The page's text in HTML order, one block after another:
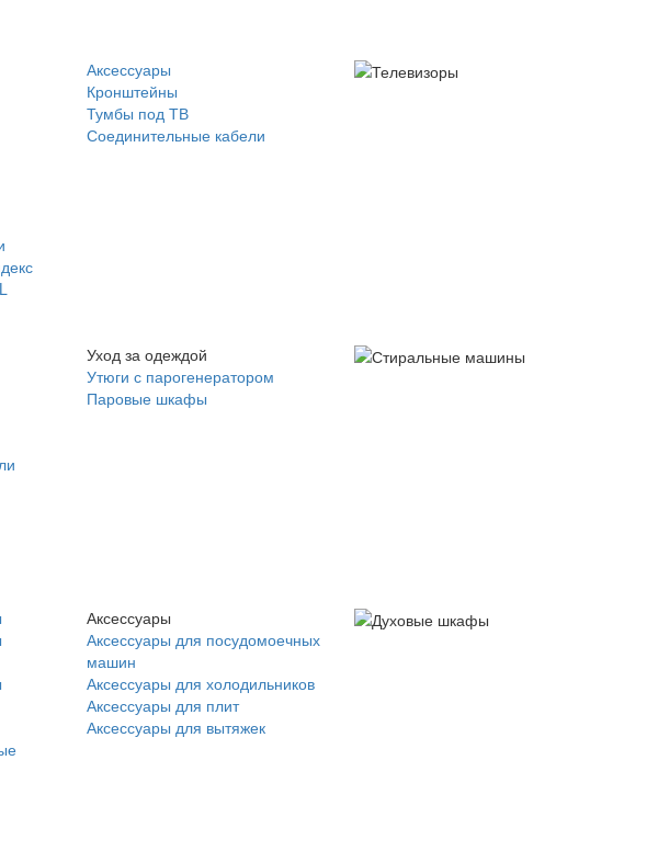
Аксессуары
Кронштейны
Тумбы под ТВ
Соединительные кабели
Уход за одеждой
Утюги с парогенератором
Паровые шкафы
Аксессуары
Аксессуары для посудомоечных
машин
Аксессуары для холодильников
Аксессуары для плит
Аксессуары для вытяжек